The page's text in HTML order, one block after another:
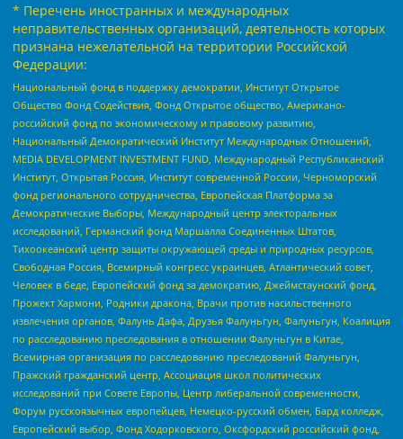
* Перечень иностранных и международных
неправительственных организаций, деятельность которых
признана нежелательной на территории Российской
Федерации:
Национальный фонд в поддержку демократии, Институт Открытое
Общество Фонд Содействия, Фонд Открытое общество, Американо-
российский фонд по экономическому и правовому развитию,
Национальный Демократический Институт Международных Отношений,
MEDIA DEVELOPMENT INVESTMENT FUND, Международный Республиканский
Институт, Открытая Россия, Институт современной России, Черноморский
фонд регионального сотрудничества, Европейская Платформа за
Демократические Выборы, Международный центр электоральных
исследований, Германский фонд Маршалла Соединенных Штатов,
Тихоокеанский центр защиты окружающей среды и природных ресурсов,
Свободная Россия, Всемирный конгресс украинцев, Атлантический совет,
Человек в беде, Европейский фонд за демократию, Джеймстаунский фонд,
Прожект Хармони, Родники дракона, Врачи против насильственного
извлечения органов, Фалунь Дафа, Друзья Фалуньгун, Фалуньгун, Коалиция
по расследованию преследования в отношении Фалуньгун в Китае,
Всемирная организация по расследованию преследований Фалуньгун,
Пражский гражданский центр, Ассоциация школ политических
исследований при Совете Европы, Центр либеральной современности,
Форум русскоязычных европейцев, Немецко-русский обмен, Бард колледж,
Европейский выбор, Фонд Ходорковского, Оксфордский российский фонд,